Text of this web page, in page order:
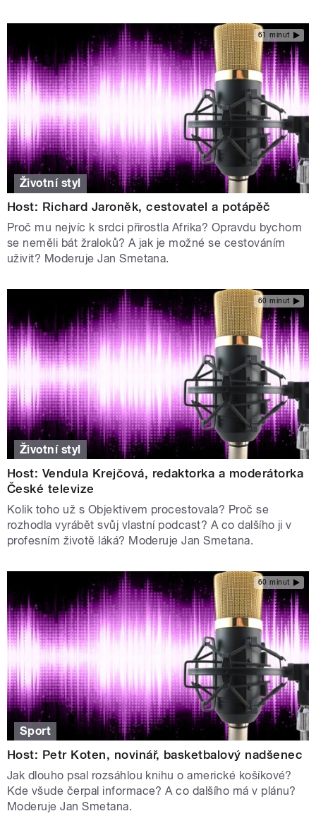
61 minut
Životní styl
Host: Richard Jaroněk, cestovatel a potápěč
Proč mu nejvíc k srdci přirostla Afrika? Opravdu bychom
se neměli bát žraloků? A jak je možné se cestováním
uživit? Moderuje Jan Smetana.
60 minut
Životní styl
Host: Vendula Krejčová, redaktorka a moderátorka
České televize
Kolik toho už s Objektivem procestovala? Proč se
rozhodla vyrábět svůj vlastní podcast? A co dalšího ji v
profesním životě láká? Moderuje Jan Smetana.
60 minut
Sport
Host: Petr Koten, novinář, basketbalový nadšenec
Jak dlouho psal rozsáhlou knihu o americké košíkové?
Kde všude čerpal informace? A co dalšího má v plánu?
Moderuje Jan Smetana.